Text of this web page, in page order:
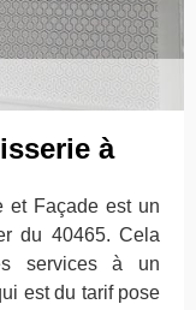
à
et Façade est un
du 40465. Cela
services à un
est du tarif pose